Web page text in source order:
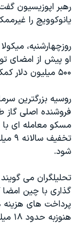
رهبر اپوزیسیون
یانوکوویچ را
روزچهارشنبه،
۵۰۰ میلیون دلار کمک مالی درخواست می کند.
روسیه بزرگترین
فروشنده اصلی
مسکو معامله ای با
شود.
تحلیلگران می
گذاری با چین
هنوزبه حدود ۱۸ میلیارد دلار نیاز دارد.